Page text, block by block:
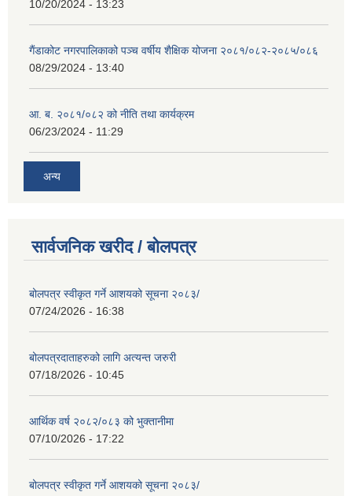
10/20/2024 - 13:23
गैंडाकोट नगरपालिकाको पञ्च वर्षीय शैक्षिक योजना २०८१/०८२-२०८५/०८६
08/29/2024 - 13:40
आ. ब. २०८१/०८२ को नीति तथा कार्यक्रम
06/23/2024 - 11:29
अन्य
सार्वजनिक खरीद / बोलपत्र
बोलपत्र स्वीकृत गर्ने आशयको सूचना २०८३/
07/24/2026 - 16:38
बोलपत्रदाताहरुको लागि अत्यन्त जरुरी
07/18/2026 - 10:45
आर्थिक वर्ष २०८२/०८३ को भुक्तानीमा
07/10/2026 - 17:22
बोलपत्र स्वीकृत गर्ने आशयको सूचना २०८३/